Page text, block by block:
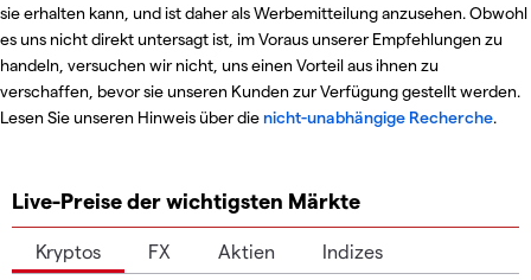
sie erhalten kann, und ist daher als Werbemitteilung anzusehen. Obwohl
es uns nicht direkt untersagt ist, im Voraus unserer Empfehlungen zu
handeln, versuchen wir nicht, uns einen Vorteil aus ihnen zu
verschaffen, bevor sie unseren Kunden zur Verfügung gestellt werden.
Lesen Sie unseren Hinweis über dienicht-unabhängige Recherche.
Live-Preise der wichtigsten Märkte
Kryptos FX Aktien Indizes